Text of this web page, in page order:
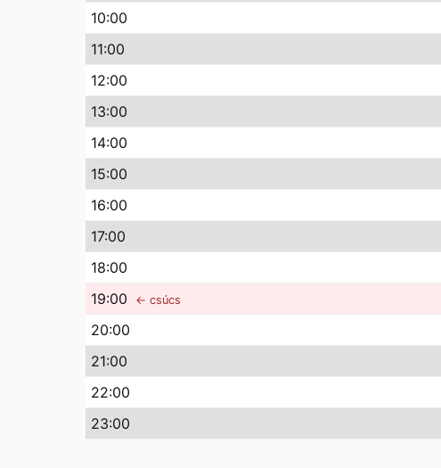
10:00
11:00
12:00
13:00
14:00
15:00
16:00
17:00
18:00
19:00 ← csúcs
20:00
21:00
22:00
23:00